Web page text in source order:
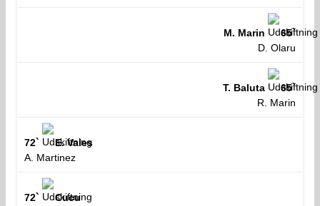
M. Marin
65`
D. Olaru
T. Baluta
65`
R. Marin
72`
E. Vales
A. Martinez
72`
Cucu